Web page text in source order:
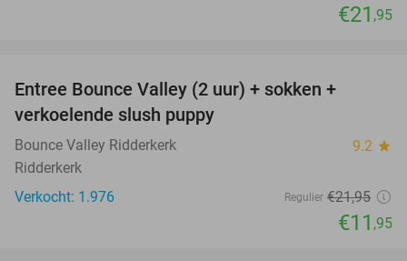
€21 ,95
Entree Bounce Valley (2 uur) + sokken +
verkoelende slush puppy
Bounce Valley Ridderkerk 9.2 star
Ridderkerk
Verkocht: 1.976
Regulier €21,95
€11 ,95